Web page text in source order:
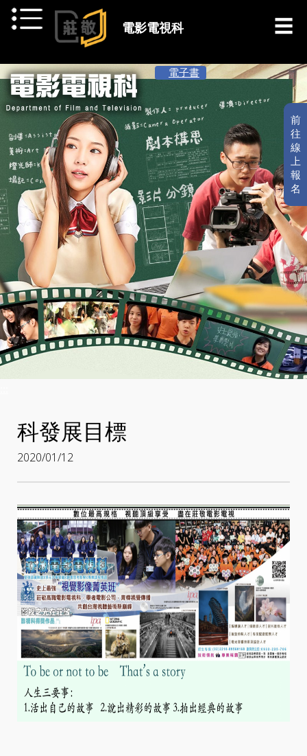
跳到主要內容
電影電視科
前
往
線
上
報
名
電子書
科發展目標
2020/01/12